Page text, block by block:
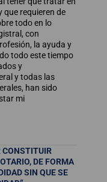
que requieren de
todo en lo
con
la ayuda y
todo este tiempo
y
y todas las
han sido
mi
CONSTITUIR
DE FORMA
SIN QUE SE